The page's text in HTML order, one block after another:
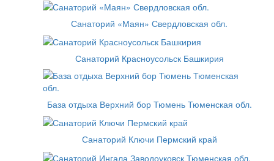
Санаторий «Маян» Свердловская обл.
Санаторий Красноусольск Башкирия
База отдыха Верхний бор Тюмень Тюменская обл.
Санаторий Ключи Пермский край